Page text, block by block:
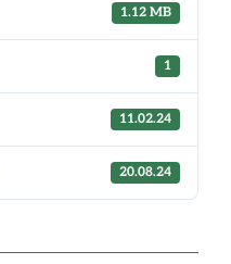
1.12 MB
1
11.02.24
20.08.24